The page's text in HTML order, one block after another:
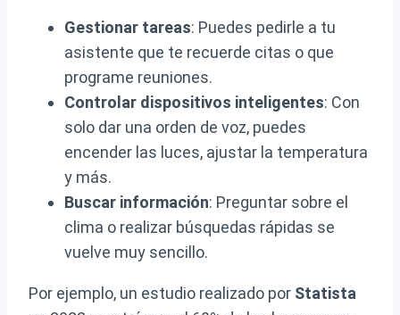
Gestionar tareas: Puedes pedirle a tu
asistente que te recuerde citas o que
programe reuniones.
Controlar dispositivos inteligentes: Con
solo dar una orden de voz, puedes
encender las luces, ajustar la temperatura
y más.
Buscar información: Preguntar sobre el
clima o realizar búsquedas rápidas se
vuelve muy sencillo.
Por ejemplo, un estudio realizado por Statista